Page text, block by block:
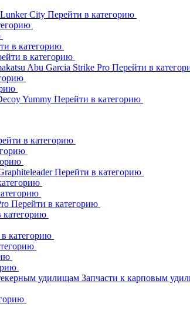
Lunker City Перейти в категорию
в категорию
в категорию
Abu Garcia Strike Pro Перейти в
Yummy Перейти в категорию
в категорию
Перейти в категорию
Перейти в категорию
категорию
категорию
удилищам Запчасти к карповым